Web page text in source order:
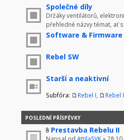
Společné díly
Držáky ventilátorů,
přehledné názvy témat, ať
Software & Firmware
Rebel SW
Starší a neaktivní
Subfóra: Rebel I Rebel
POSLEDNÍ PŘÍSPĚVKY
Prestavba Rebelu II